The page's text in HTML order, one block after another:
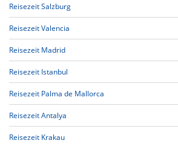
Reisezeit Salzburg
Reisezeit Valencia
Reisezeit Madrid
Reisezeit Istanbul
Reisezeit Palma de Mallorca
Reisezeit Antalya
Reisezeit Krakau